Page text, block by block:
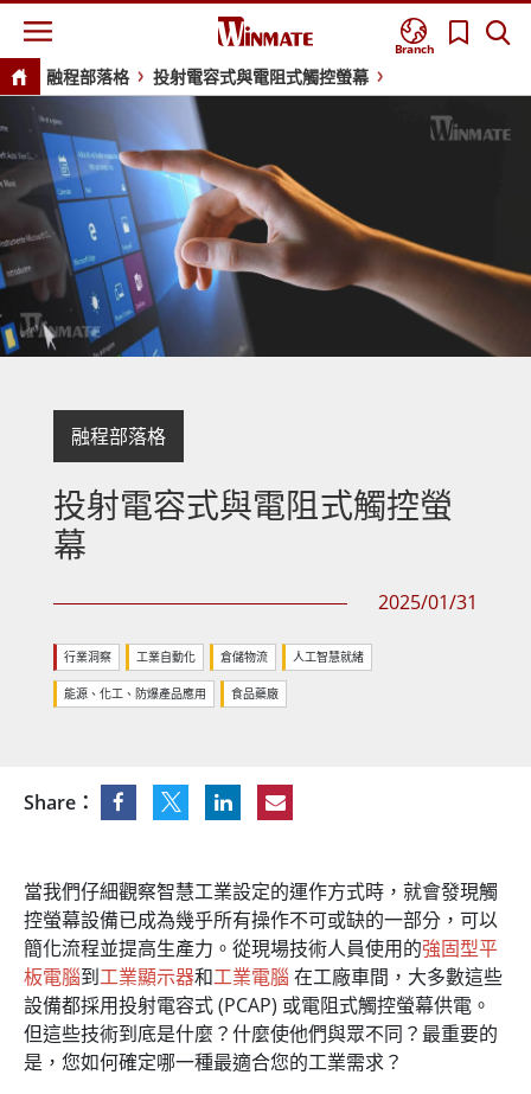
Branch
融程部落格 投射電容式與電阻式觸控螢幕
融程部落格
投射電容式與電阻式觸控螢
幕
2025/01/31
行業洞察 工業自動化 倉儲物流 人工智慧就緒
能源、化工、防爆產品應用 食品藥廠
Share：
當我們仔細觀察智慧工業設定的運作方式時，就會發現觸
控螢幕設備已成為幾乎所有操作不可或缺的一部分，可以
簡化流程並提高生產力。從現場技術人員使用的強固型平
板電腦到工業顯示器和工業電腦 在工廠車間，大多數這些
設備都採用投射電容式 (PCAP) 或電阻式觸控螢幕供電。
但這些技術到底是什麼？什麼使他們與眾不同？最重要的
是，您如何確定哪一種最適合您的工業需求？